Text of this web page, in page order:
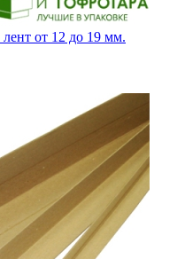
от 12 до 19 мм.